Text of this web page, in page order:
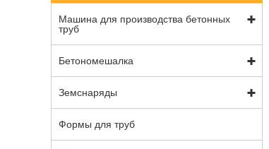
Машина для производства бетонных
труб
Бетономешалка
Земснаряды
Формы для труб